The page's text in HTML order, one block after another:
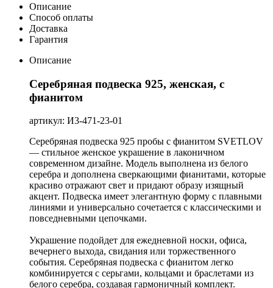
Описание
Способ оплаты
Доставка
Гарантия
Описание
Серебряная подвеска 925, женская, с
фианитом
артикул: И3-471-23-01
Серебряная подвеска 925 пробы с фианитом SVETLOV
— стильное женское украшение в лаконичном
современном дизайне. Модель выполнена из белого
серебра и дополнена сверкающими фианитами, которые
красиво отражают свет и придают образу изящный
акцент. Подвеска имеет элегантную форму с плавными
линиями и универсально сочетается с классическими и
повседневными цепочками.
Украшение подойдет для ежедневной носки, офиса,
вечернего выхода, свидания или торжественного
события. Серебряная подвеска с фианитом легко
комбинируется с серьгами, кольцами и браслетами из
белого серебра, создавая гармоничный комплект.